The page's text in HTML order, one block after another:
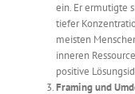
ein. Er ermutigte
tiefer
meisten
inneren
positive
Framing und